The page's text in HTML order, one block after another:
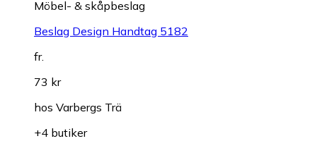
Möbel- & skåpbeslag
Beslag Design Handtag 5182
fr.
73 kr
hos Varbergs Trä
+4 butiker